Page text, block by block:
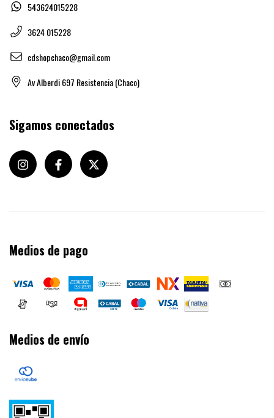
543624015228
3624 015228
cdshopchaco@gmail.com
Av Alberdi 697 Resistencia (Chaco)
Sigamos conectados
Medios de pago
Medios de envío